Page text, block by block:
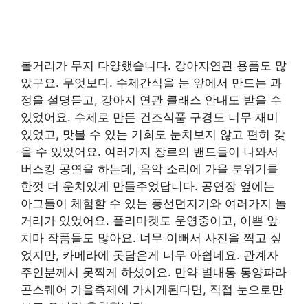
볼거리가 무지 다양했습니다. 강아지연관 용품도 많
았구요. 무엇보다. 수제간식을 눈 앞에서 만드는 과
정을 설명듣고, 강아지 연관 클래스 안내도 받을 수
있었어요. 수제로 만든 건조식품 구경도 너무 재미
있었고, 맛볼 수 있는 기회도 눈치보지 않고 편히 갖
을 수 있었어요. 여러가지 장르의 밴드들이 나와서
버스킹 공연을 하는데, 음악 소리에 가을 분위기를
한껏 더 운치있게 만들주었답니다. 공연장 옆에는
아그들이 체험할 수 있는 풍선던지기와 여러가지 놀
거리가 있었어요. 플리마켓도 운영중이고, 이쁜 앞
치마 작품들도 많아요. 너무 이뻐서 사진을 찍고 싶
었지만, 카메라에 못담은게 너무 아쉽네요. 관계자
주인분께서 못찍게 하셨어요. 만약 별내동 동양파라
곤스퀘어 가을축제에 가시게된다면, 직접 눈으로만